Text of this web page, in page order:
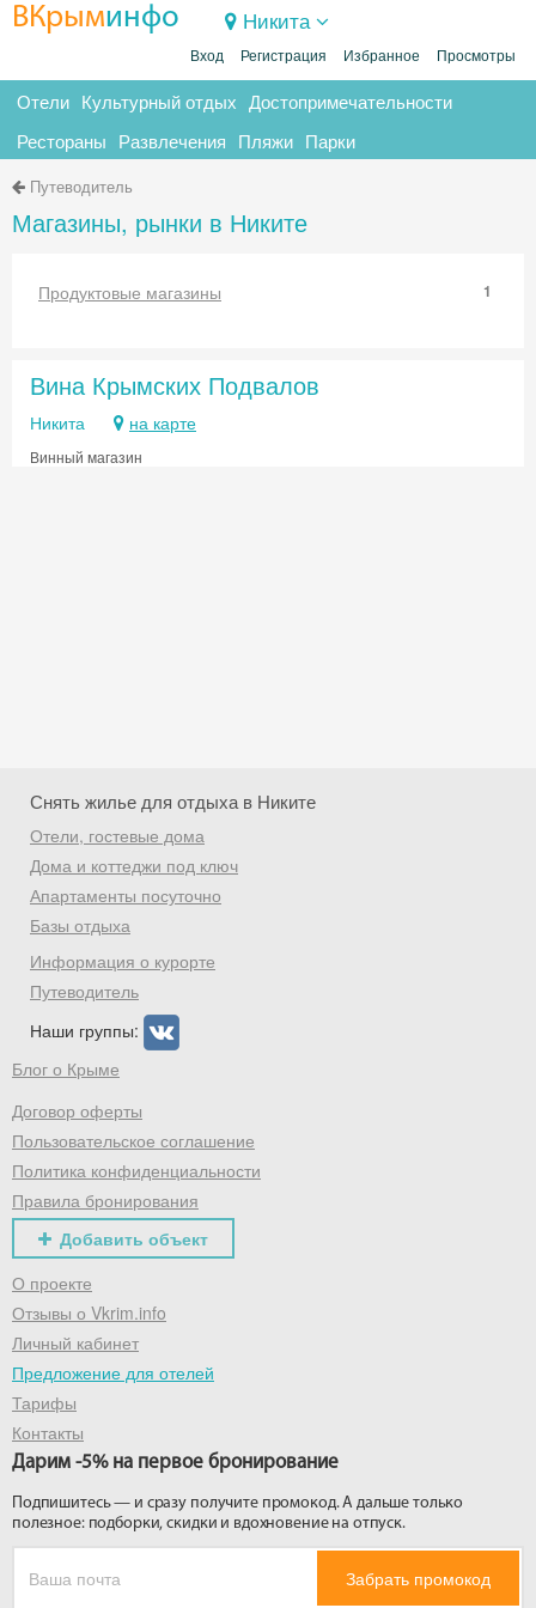
ВКрыминфо Никита
Вход Регистрация Избранное Просмотры
Отели Культурный отдых Достопримечательности
Рестораны Развлечения Пляжи Парки
Путеводитель
Магазины, рынки в Никите
Продуктовые магазины 1
Вина Крымских Подвалов
Никита на карте
Винный магазин
Снять жилье для отдыха в Никите
Отели, гостевые дома
Дома и коттеджи под ключ
Апартаменты посуточно
Базы отдыха
Информация о курорте
Путеводитель
Наши группы:
Блог о Крыме
Договор оферты
Пользовательское соглашение
Политика конфиденциальности
Правила бронирования
Добавить объект
О проекте
Отзывы о Vkrim.info
Личный кабинет
Предложение для отелей
Тарифы
Контакты
Дарим -5% на первое бронирование
Подпишитесь — и сразу получите промокод. А дальше только
полезное: подборки, скидки и вдохновение на отпуск.
Забрать промокод
Скидка −5%
Хочешь дешевле? Оставь почту и получи
промокод на первое бронирование!